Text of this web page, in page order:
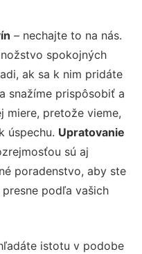
– nechajte to na nás.
spokojných
ak sa k nim pridáte
snažíme prispôsobiť a
miere, pretože vieme,
úspechu. Upratovanie
sú aj
poradenstvo, aby ste
podľa vašich
istotu v podobe